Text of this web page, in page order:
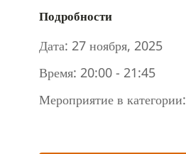
Подробности
Дата: 27 ноября, 2025
Время: 20:00 - 21:45
Мероприятие в категории: